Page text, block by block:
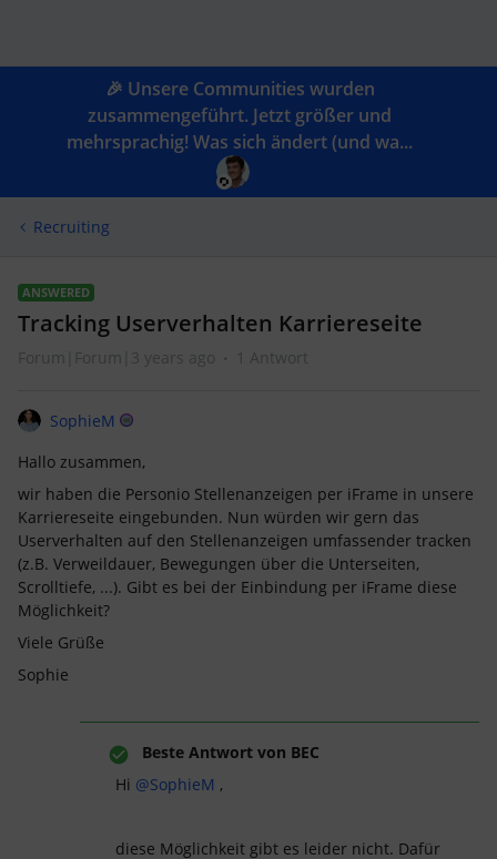
🎉 Unsere Communities wurden
zusammengeführt. Jetzt größer und
mehrsprachig! Was sich ändert (und wa...
Recruiting
ANSWERED
Tracking Userverhalten Karriereseite
Forum|Forum|3 years ago 1 Antwort
SophieM
Hallo zusammen,
wir haben die Personio Stellenanzeigen per iFrame in unsere
Karriereseite eingebunden. Nun würden wir gern das
Userverhalten auf den Stellenanzeigen umfassender tracken
(z.B. Verweildauer, Bewegungen über die Unterseiten,
Scrolltiefe, ...). Gibt es bei der Einbindung per iFrame diese
Möglichkeit?
Viele Grüße
Sophie
Beste Antwort von BEC
Hi @SophieM ,
diese Möglichkeit gibt es leider nicht. Dafür